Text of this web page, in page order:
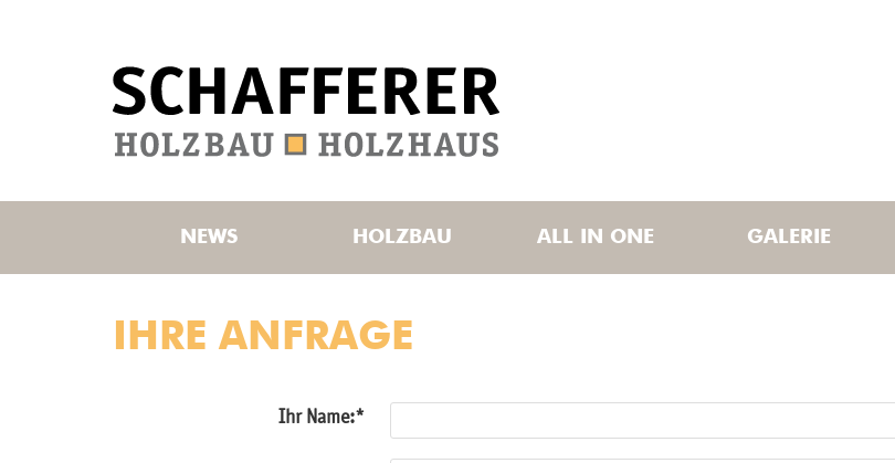
NEWS HOLZBAU ALL IN ONE GALERIE
IHRE ANFRAGE
Ihr Name: